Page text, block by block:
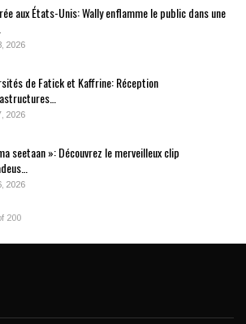
aux États-Unis: Wally enflamme le public dans une
2026
de Fatick et Kaffrine: Réception
2026
seetaan »: Découvrez le merveilleux clip
2026
200